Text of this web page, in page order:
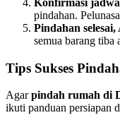
pindahan.
Pindahan
semua barang tiba
Tips Sukses
Agarpindah rumah di
ikuti panduan persiapan